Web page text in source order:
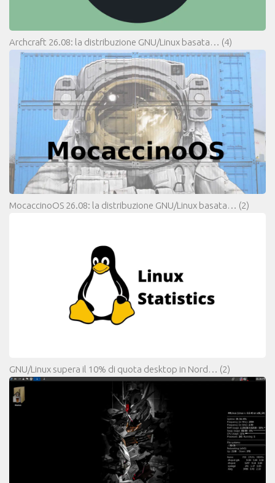
Archcraft 26.08: la distribuzione GNU/Linux basata… (4)
MocaccinoOS 26.08: la distribuzione GNU/Linux basata… (2)
GNU/Linux supera il 10% di quota desktop in Nord… (2)